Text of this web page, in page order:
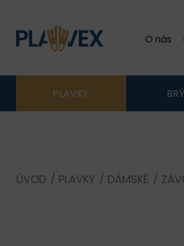
O nás
PLAVKY
ÚVOD / PLAVKY / DÁMSKÉ /